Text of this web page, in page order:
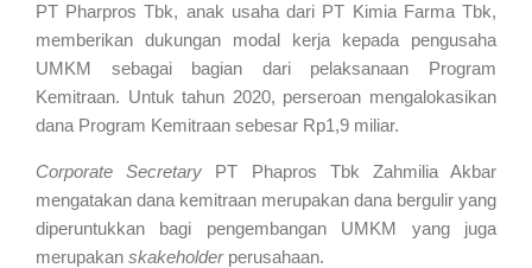
PT Pharpros Tbk, anak usaha dari PT Kimia Farma Tbk,
memberikan dukungan modal kerja kepada pengusaha
UMKM sebagai bagian dari pelaksanaan Program
Kemitraan. Untuk tahun 2020, perseroan mengalokasikan
dana Program Kemitraan sebesar Rp1,9 miliar.
Corporate Secretary PT Phapros Tbk Zahmilia Akbar
mengatakan dana kemitraan merupakan dana bergulir yang
diperuntukkan bagi pengembangan UMKM yang juga
merupakan skakeholderperusahaan.